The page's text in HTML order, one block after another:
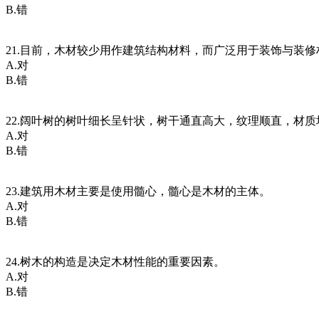
B.错
21.目前，木材较少用作建筑结构材料，而广泛用于装饰与装修
A.对
B.错
22.阔叶树的树叶细长呈针状，树干通直高大，纹理顺直，材
A.对
B.错
23.建筑用木材主要是使用髓心，髓心是木材的主体。
A.对
B.错
24.树木的构造是决定木材性能的重要因素。
A.对
B.错